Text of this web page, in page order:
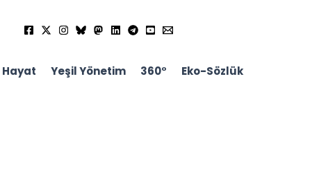
Hayat Yeşil Yönetim 360° Eko-Sözlük